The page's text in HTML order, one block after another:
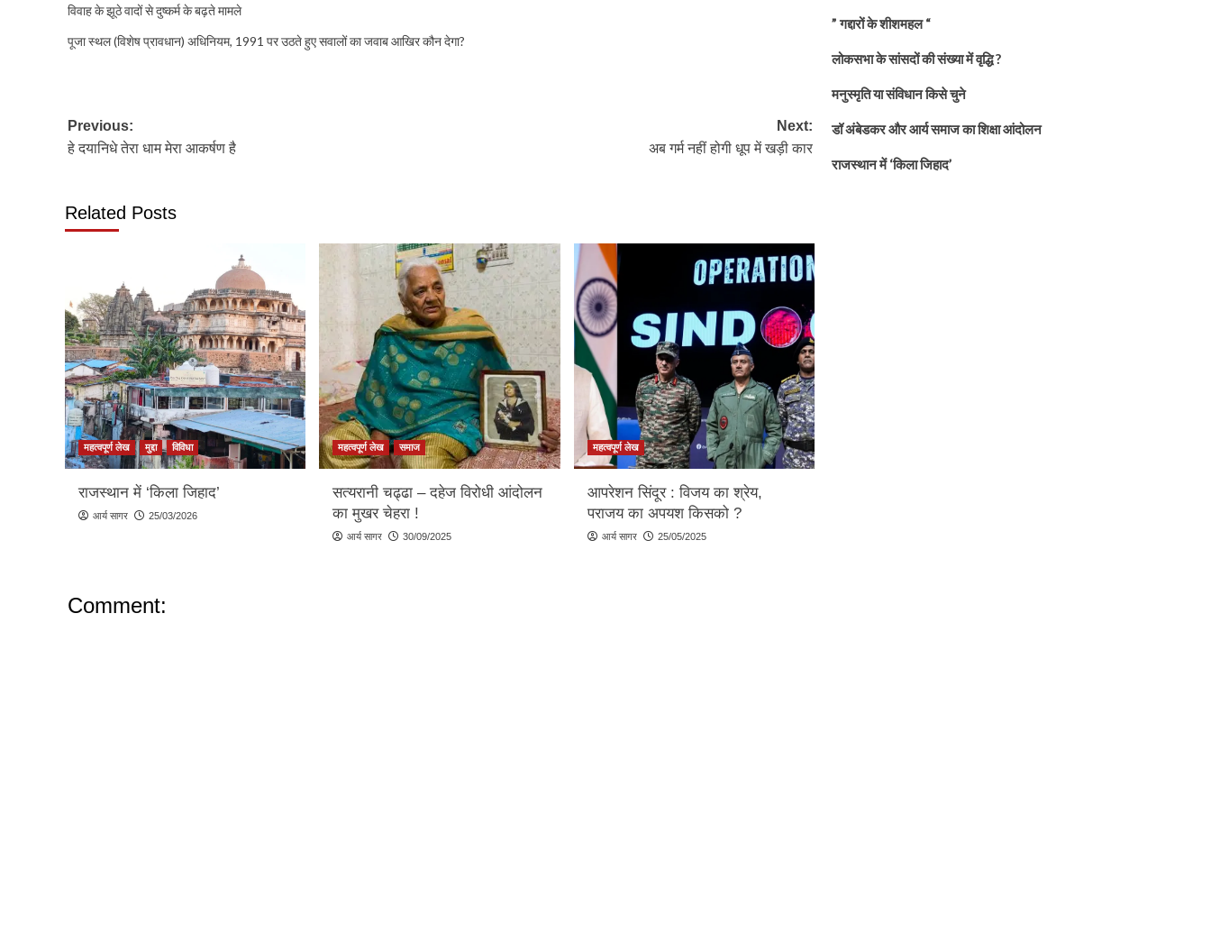
विवाह के झूठे वादों से दुष्कर्म के बढ़ते मामले
पूजा स्थल (विशेष प्रावधान) अधिनियम, 1991 पर उठते हुए सवालों का जवाब आखिर कौन देगा?
Post
navigation
Previous:
हे दयानिधे तेरा धाम मेरा आकर्षण है
Next:
अब गर्म नहीं होगी धूप में खड़ी कार
Related Posts
महत्वपूर्ण लेख मुद्दा विविधा
राजस्थान में ‘किला जिहाद’
आर्य सागर 25/03/2026
महत्वपूर्ण लेख समाज
सत्यरानी चढ्ढा – दहेज विरोधी आंदोलन
का मुखर चेहरा !
आर्य सागर 30/09/2025
महत्वपूर्ण लेख
आपरेशन सिंदूर : विजय का श्रेय,
पराजय का अपयश किसको ?
आर्य सागर 25/05/2025
Comment:
” गद्दारों के शीशमहल “
लोकसभा के सांसदों की संख्या में वृद्धि ?
मनुस्मृति या संविधान किसे चुने
डॉ अंबेडकर और आर्य समाज का शिक्षा आंदोलन
राजस्थान में ‘किला जिहाद’